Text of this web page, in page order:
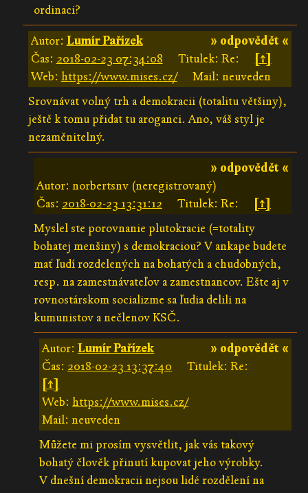
ordinaci?
» odpovědět «
Autor: Lumír Pařízek
Čas: 2018-02-23 07:34:08 Titulek: Re:
[↑]
Web: https://www.mises.cz/
Mail: neuveden
Srovnávat volný trh a demokracii (totalitu většiny),
ještě k tomu přidat tu aroganci. Ano, váš styl je
nezaměnitelný.
» odpovědět «
Autor: norbertsnv (neregistrovaný)
Čas: 2018-02-23 13:31:12 Titulek: Re:
[↑]
Myslel ste porovnanie plutokracie (=totality
bohatej menšiny) s demokraciou? V ankape budete
mať ľudí rozdelených na bohatých a chudobných,
resp. na zamestnávateľov a zamestnancov. Ešte aj v
rovnostárskom socializme sa ľudia delili na
kumunistov a nečlenov KSČ.
» odpovědět «
Autor:Lumír Pařízek
Čas: 2018-02-23 13:37:40
Titulek: Re:
[↑]
Web:https://www.mises.cz/
Mail: neuveden
Můžete mi prosím vysvětlit, jak vás takový
bohatý člověk přinutí kupovat jeho výrobky.
V dnešní demokracii nejsou lidé rozdělení na